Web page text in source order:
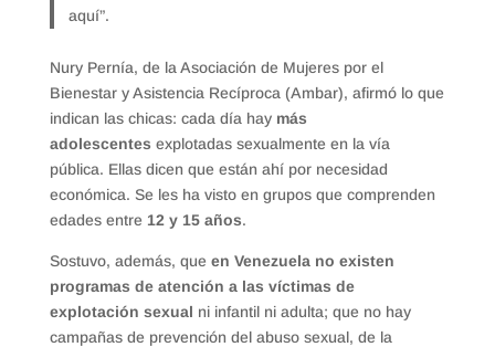
aquí”.
Nury Pernía, de la Asociación de Mujeres por el
Bienestar y Asistencia Recíproca (Ambar), afirmó lo que
indican las chicas: cada día hay más
adolescentes explotadas sexualmente en la vía
pública. Ellas dicen que están ahí por necesidad
económica. Se les ha visto en grupos que comprenden
edades entre 12 y 15 años.
Sostuvo, además, que en Venezuela no existen
programas de atención a las víctimas de
explotación sexual ni infantil ni adulta; que no hay
campañas de prevención del abuso sexual, de la